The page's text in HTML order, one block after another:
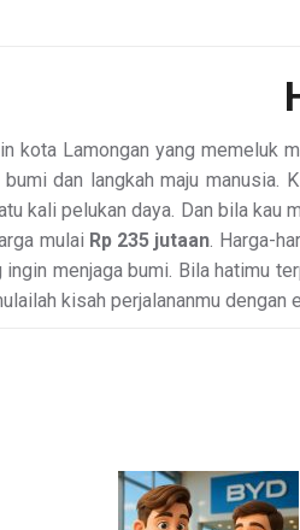
kota Lamongan yang memeluk
dan langkah maju manusia.
kali pelukan daya. Dan bila kau
mulai Rp 235 jutaan. Harga-
menjaga bumi. Bila hatimu
kisah perjalananmu dengan